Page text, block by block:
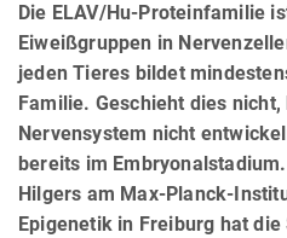
Die ELAV/Hu-Proteinfamilie
Eiweißgruppen in
jeden Tieres bildet
Familie. Geschieht dies
Nervensystem nicht
bereits im
Hilgers am Max-Planck-
Epigenetik in Freiburg hat